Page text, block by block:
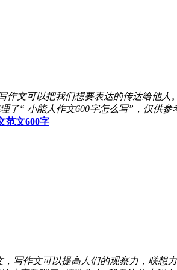
作文可以把我们想要表达的传达给他人
“ 小能人作文600字怎么写”，仅供参
范文600字
写作文可以提高人们的观察力，联想